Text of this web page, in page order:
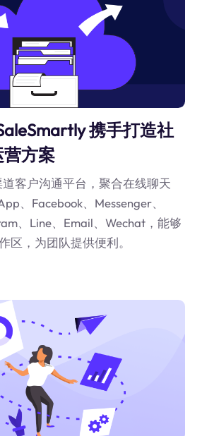
携手打造社
方案
客户沟通平台，聚合在线聊天
、Facebook、Messenger、
、Line、Email、Wechat，能够
区，为团队提供便利。